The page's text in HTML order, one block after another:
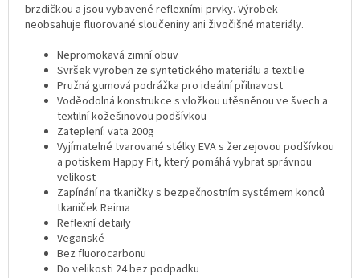
brzdičkou a jsou vybavené reflexními prvky. Výrobek
neobsahuje fluorované sloučeniny ani živočišné materiály.
Nepromokavá zimní obuv
Svršek vyroben ze syntetického materiálu a textilie
Pružná gumová podrážka pro ideální přilnavost
Voděodolná konstrukce s vložkou utěsněnou ve švech a
textilní kožešinovou podšívkou
Zateplení: vata 200g
Vyjímatelné tvarované stélky EVA s žerzejovou podšívkou
a potiskem Happy Fit, který pomáhá vybrat správnou
velikost
Zapínání na tkaničky s bezpečnostním systémem konců
tkaniček Reima
Reflexní detaily
Veganské
Bez fluorocarbonu
Do velikosti 24 bez podpadku